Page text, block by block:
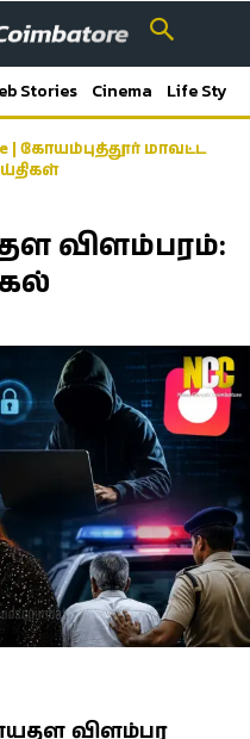
Stories Cinema Life Style
| கோயம்புத்தூர் மாவட்ட
விளம்பரம்:
விளம்பர